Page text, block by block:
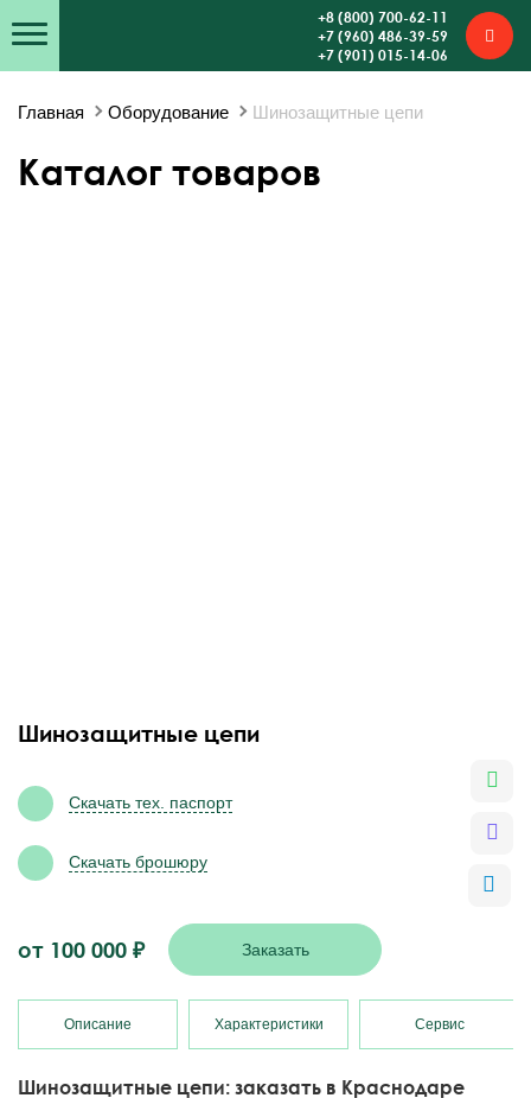
+8 (800) 700-62-11
+7 (960) 486-39-59
+7 (901) 015-14-06
Главная Оборудование Шинозащитные цепи
Каталог товаров
Шинозащитные цепи
Скачать тех. паспорт
Скачать брошюру
от 100 000 ₽ Заказать
Описание Характеристики Сервис
Шинозащитные цепи: заказать в Краснодаре